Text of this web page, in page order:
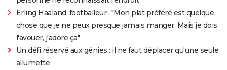
Erling Haaland, footballeur : "Mon plat préféré est quelque
chose que je ne peux presque jamais manger. Mais je dois
l'avouer, j'adore ça"
Un défi réservé aux génies : il ne faut déplacer qu'une seule
allumette